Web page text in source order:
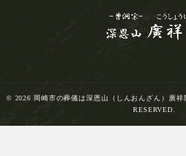
© 2026 岡崎市の葬儀は深恩山（しんおんざん）廣
RESERVED.